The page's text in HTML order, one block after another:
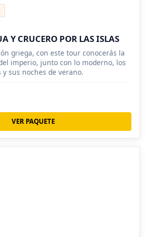
Y CRUCERO POR LAS ISLAS
griega, con este tour conocerás la
imperio, junto con lo moderno, los
sus noches de verano.
VER PAQUETE